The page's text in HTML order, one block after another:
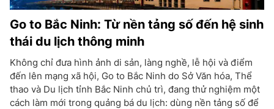
Go to Bắc Ninh: Từ nền tảng số đến hệ sinh
thái du lịch thông minh
Không chỉ đưa hình ảnh di sản, làng nghề, lễ hội và điểm
đến lên mạng xã hội, Go to Bắc Ninh do Sở Văn hóa, Thể
thao và Du lịch tỉnh Bắc Ninh chủ trì, đang thử nghiệm một
cách làm mới trong quảng bá du lịch: dùng nền tảng số để